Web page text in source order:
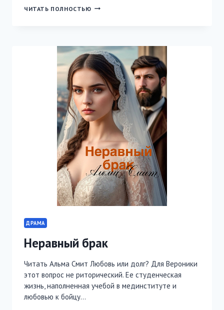
ЧИТАТЬ ПОЛНОСТЬЮ РАЗВОД.
ДРАМА
Неравный брак
Читать Альма Смит Любовь или долг? Для Вероники
этот вопрос не риторический. Ее студенческая
жизнь, наполненная учебой в мединституте и
любовью к бойцу…